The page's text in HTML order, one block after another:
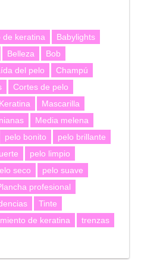
de keratina
Babylights
Belleza
Bob
del pelo
Champú
Cortes de pelo
Keratina
Mascarilla
Media melena
pelo bonito
pelo brillante
pelo limpio
seco
pelo suave
profesional
Tinte
de keratina
trenzas